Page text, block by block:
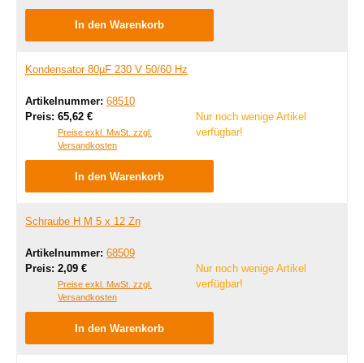
In den Warenkorb
Kondensator 80µF 230 V 50/60 Hz
Artikelnummer: 68510
Preis: Regulärer Preis:
65,62 €
Preise exkl. MwSt. zzgl.
Versandkosten
Nur noch wenige Artikel
verfügbar!
In den Warenkorb
Schraube H M 5 x 12 Zn
Artikelnummer: 68509
Preis: Regulärer Preis:
2,09 €
Preise exkl. MwSt. zzgl.
Versandkosten
Nur noch wenige Artikel
verfügbar!
In den Warenkorb